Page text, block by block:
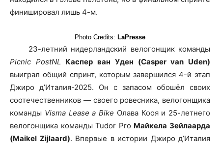
финишировал лишь 4-м.
Photo Credits: LaPresse
23-летний нидерландский велогонщик команды
Picnic PostNL Каспер ван Уден (Casper van Uden)
выиграл общий спринт, которым завершился 4-й этап
Джиро д’Италия-2025. Он с запасом обошёл своих
соотечественников — своего ровесника, велогонщика
команды Visma Lease a Bike Олава Кооя и 25-летнего
велогонщика команды Tudor Pro Майкела Зейлаарда
(Maikel Zijlaard). Впервые в истории Джиро д’Италия